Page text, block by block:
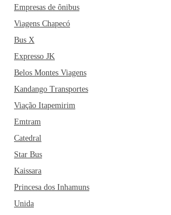
Empresas de ônibus
Viagens Chapecó
Bus X
Expresso JK
Belos Montes Viagens
Kandango Transportes
Viação Itapemirim
Emtram
Catedral
Star Bus
Kaissara
Princesa dos Inhamuns
Unida